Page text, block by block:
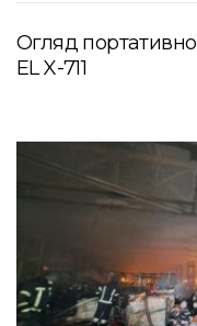
Огляд
EL X-711